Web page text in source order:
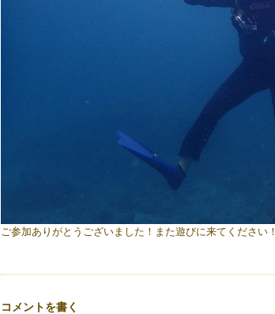
ご参加ありがとうございました！また遊びに来てください！
コメントを書く